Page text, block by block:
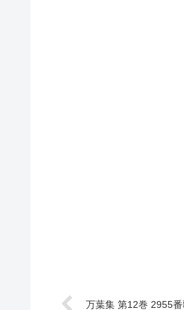
万葉集 第12巻 2955